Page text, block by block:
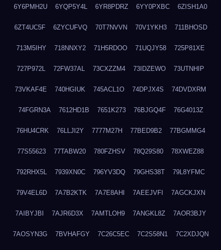
6Y6PMH2U 6YQP5Y4L 6YR8PDRZ 6YY0PXBC 6ZISH1A0
6ZT4UC5F 6ZYCUFVQ 70T7NVVN 70V1YKH3 711BHOSD
713M5IHY 718NNXY2 71H5RDOO 71UQJY58 725P81XE
727P972L 72FW37AL 73CXZZM4 73IDZEWO 73UTNHIP
73VKAF4E 740HGIUK 745ACL1O 74DPJX4S 74DVDXRM
74FGRN3A 7612HD1B 7651K273 76BJGQ4F 76G4013Z
76HU4CRK 76LLJI2Y 7777M27H 77BED9B2 77BGMMG4
77S55623 77TABW20 780FZHSV 78Q29S80 78XWEZ88
792RHX5L 7939XN0C 796YV3DQ 79GHS38T 79L8YFMC
79V4EL6D 7A7B2KTK 7A7E8AHI 7AEEJVFI 7AGCKJXN
7AIBYJBI 7AJR6D3X 7AMTLOH9 7ANGKL8Z 7AOR3BJY
7AOSYN3G 7BVHAFGY 7C26C5EC 7C2S58N1 7C2XDJQN